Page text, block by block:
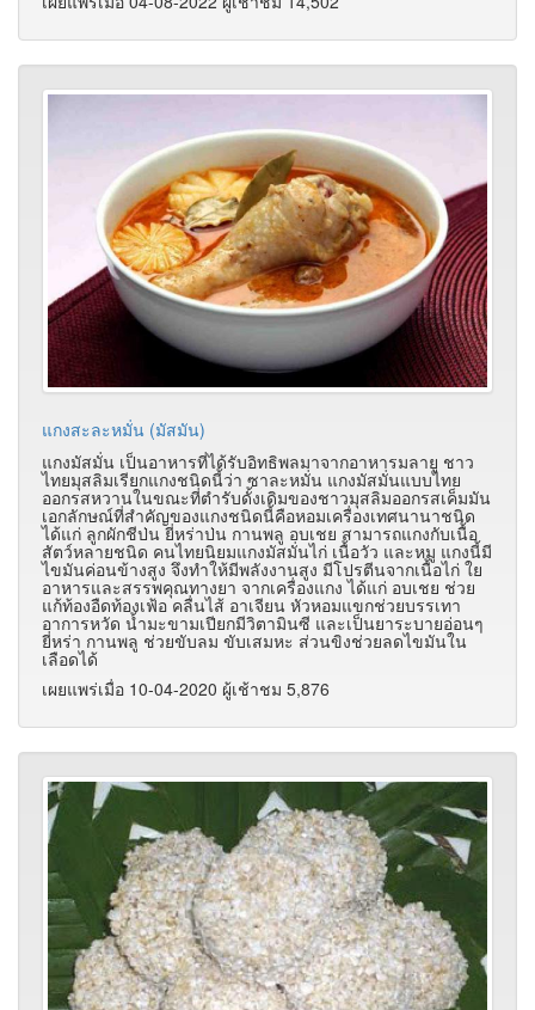
แกงสะละหมั่น (มัสมัน)
แกงมัสมั่น เป็นอาหารที่ได้รับอิทธิพลมาจากอาหารมลายู ชาว
ไทยมุสลิมเรียกแกงชนิดนี้ว่า ซาละหมั่น แกงมัสมั่นแบบไทย
ออกรสหวานในขณะที่ตำรับดั้งเดิมของชาวมุสลิมออกรสเค็มมัน
เอกลักษณ์ที่สำคัญของแกงชนิดนี้คือหอมเครื่องเทศนานาชนิด
ได้แก่ ลูกผักชีป่น ยี่หร่าป่น กานพลู อบเชย สามารถแกงกับเนื้อ
สัตว์หลายชนิด คนไทยนิยมแกงมัสมั่นไก่ เนื้อวัว และหมู แกงนี้มี
ไขมันค่อนข้างสูง จึงทำให้มีพลังงานสูง มีโปรตีนจากเนื้อไก่ ใย
อาหารและสรรพคุณทางยา จากเครื่องแกง ได้แก่ อบเชย ช่วย
แก้ท้องอืดท้องเฟ้อ คลื่นไส้ อาเจียน หัวหอมแขกช่วยบรรเทา
อาการหวัด น้ำมะขามเปียกมีวิตามินซี และเป็นยาระบายอ่อนๆ
ยี่หร่า กานพลู ช่วยขับลม ขับเสมหะ ส่วนขิงช่วยลดไขมันใน
เลือดได้
เผยแพร่เมื่อ 10-04-2020 ผู้เช้าชม 5,876